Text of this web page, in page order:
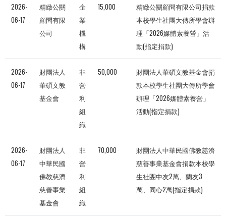
2026-
06-17
精緻公關
顧問有限
公司
企
業
機
構
15,000
精緻公關顧問有限公司捐款
本校學生社團大傳所學會辦
理「2026媒體素養營」活
動(指定捐款)
2026-
06-17
財團法人
華碩文教
基金會
非
營
利
組
織
50,000
財團法人華碩文教基金會捐
款本校學生社團大傳所學會
辦理「2026媒體素養營」
活動(指定捐款)
2026-
06-17
財團法人
中華民國
佛教慈濟
慈善事業
基金會
非
營
利
組
織
70,000
財團法人中華民國佛教慈濟
慈善事業基金會捐款本校學
生社團中友2萬、蘭友3
萬、同心2萬(指定捐款)